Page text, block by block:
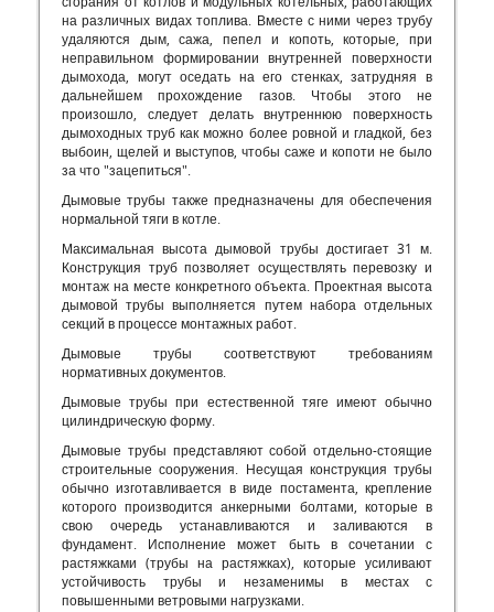
на различных видах топлива. Вместе с ними через трубу
удаляются дым, сажа, пепел и копоть, которые, при
неправильном формировании внутренней поверхности
дымохода, могут оседать на его стенках, затрудняя в
дальнейшем прохождение газов. Чтобы этого не
произошло, следует делать внутреннюю поверхность
дымоходных труб как можно более ровной и гладкой, без
выбоин, щелей и выступов, чтобы саже и копоти не было
за что "зацепиться".
Дымовые трубы также предназначены для обеспечения
нормальной тяги в котле.
Максимальная высота дымовой трубы достигает 31 м.
Конструкция труб позволяет осуществлять перевозку и
монтаж на месте конкретного объекта. Проектная высота
дымовой трубы выполняется путем набора отдельных
секций в процессе монтажных работ.
Дымовые трубы соответствуют требованиям
нормативных документов.
Дымовые трубы при естественной тяге имеют обычно
цилиндрическую форму.
Дымовые трубы представляют собой отдельно-стоящие
строительные сооружения. Несущая конструкция трубы
обычно изготавливается в виде постамента, крепление
которого производится анкерными болтами, которые в
свою очередь устанавливаются и заливаются в
фундамент. Исполнение может быть в сочетании с
растяжками (трубы на растяжках), которые усиливают
устойчивость трубы и незаменимы в местах с
повышенными ветровыми нагрузками.